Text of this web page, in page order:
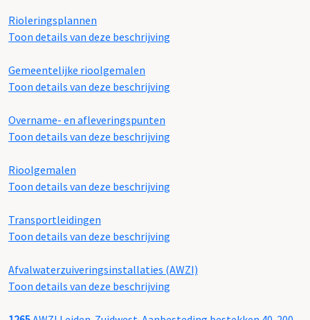
Rioleringsplannen
Toon details van deze beschrijving
Gemeentelijke rioolgemalen
Toon details van deze beschrijving
Overname- en afleveringspunten
Toon details van deze beschrijving
Rioolgemalen
Toon details van deze beschrijving
Transportleidingen
Toon details van deze beschrijving
Afvalwaterzuiveringsinstallaties (AWZI)
Toon details van deze beschrijving